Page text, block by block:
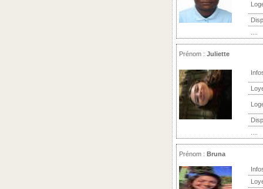
Prénom : Juliette
Prénom : Bruna